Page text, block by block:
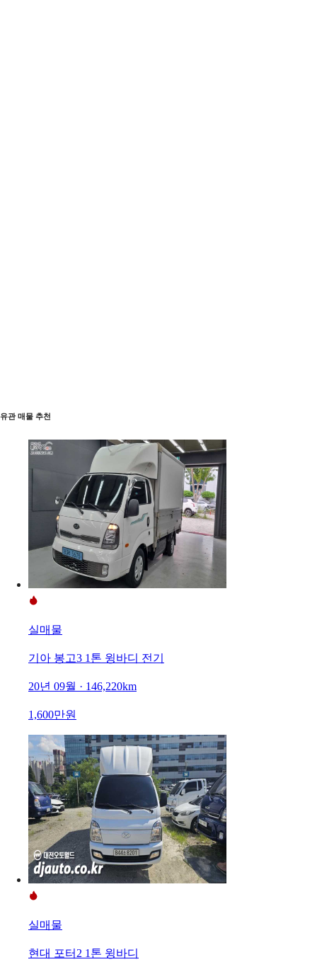
유관 매물 추천
실매물
기아 봉고3 1톤 윙바디 전기
20년 09월 · 146,220km
1,600만원
실매물
현대 포터2 1톤 윙바디